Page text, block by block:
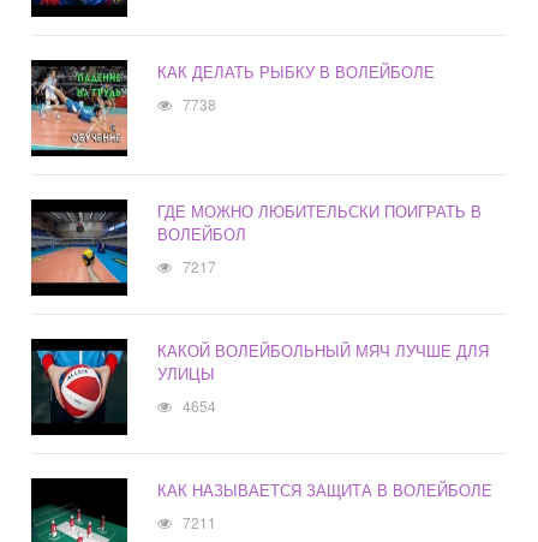
КАК ДЕЛАТЬ РЫБКУ В ВОЛЕЙБОЛЕ
7738
ГДЕ МОЖНО ЛЮБИТЕЛЬСКИ ПОИГРАТЬ В
ВОЛЕЙБОЛ
7217
КАКОЙ ВОЛЕЙБОЛЬНЫЙ МЯЧ ЛУЧШЕ ДЛЯ
УЛИЦЫ
4654
КАК НАЗЫВАЕТСЯ ЗАЩИТА В ВОЛЕЙБОЛЕ
7211